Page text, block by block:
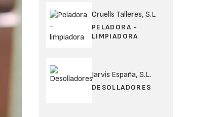
Cruells Talleres, S.L
PELADORA -
LIMPIADORA
Jarvis España, S.L.
DESOLLADORES